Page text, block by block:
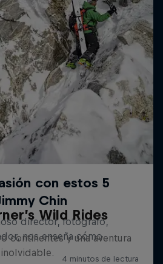
Wild Rides
continentes y una aventura
inolvidable.